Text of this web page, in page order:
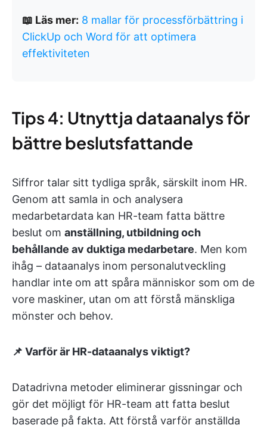
📖 Läs mer: 8 mallar för processförbättring i
ClickUp och Word för att optimera
effektiviteten
Tips 4: Utnyttja dataanalys för
bättre beslutsfattande
Siffror talar sitt tydliga språk, särskilt inom HR.
Genom att samla in och analysera
medarbetardata kan HR-team fatta bättre
beslut om anställning, utbildning och
behållande av duktiga medarbetare. Men kom
ihåg – dataanalys inom personalutveckling
handlar inte om att spåra människor som om de
vore maskiner, utan om att förstå mänskliga
mönster och behov.
📌 Varför är HR-dataanalys viktigt?
Datadrivna metoder eliminerar gissningar och
gör det möjligt för HR-team att fatta beslut
baserade på fakta. Att förstå varför anställda